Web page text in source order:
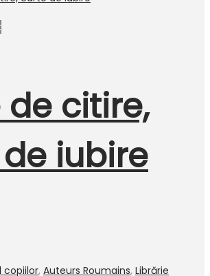
citire,
iubire
copiilor, Auteurs Roumains, Librărie